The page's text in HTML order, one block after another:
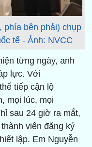
phía bên phải) chụp
tế - Ảnh: NVCC
từng ngày, anh
lực. Với
tiếp cận lộ
mọi lúc, mọi
sau 24 giờ ra mắt,
viên đăng ký
lập. Em Nguyễn